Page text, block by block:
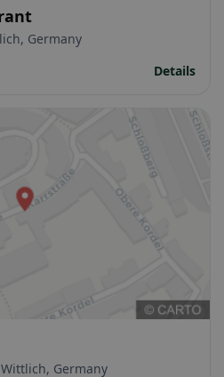
Germany
Details
Germany